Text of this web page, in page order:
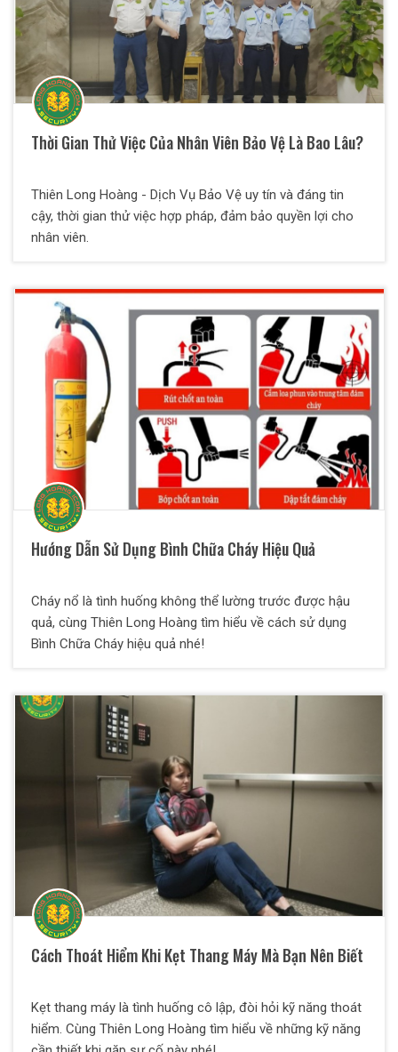
Thời Gian Thử Việc Của Nhân Viên Bảo Vệ Là Bao Lâu?
Thiên Long Hoàng - Dịch Vụ Bảo Vệ uy tín và đáng tin
cậy, thời gian thử việc hợp pháp, đảm bảo quyền lợi cho
nhân viên.
Hướng Dẫn Sử Dụng Bình Chữa Cháy Hiệu Quả
Cháy nổ là tình huống không thể lường trước được hậu
quả, cùng Thiên Long Hoàng tìm hiểu về cách sử dụng
Bình Chữa Cháy hiệu quả nhé!
Cách Thoát Hiểm Khi Kẹt Thang Máy Mà Bạn Nên Biết
Kẹt thang máy là tình huống cô lập, đòi hỏi kỹ năng thoát
hiểm. Cùng Thiên Long Hoàng tìm hiểu về những kỹ năng